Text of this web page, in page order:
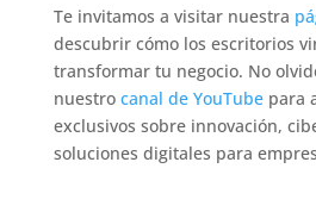
Te invitamos a visitar nuestra
descubrir cómo los escritorios
transformar tu negocio. No
nuestro canal de YouTubepara
exclusivos sobre innovación,
soluciones digitales para